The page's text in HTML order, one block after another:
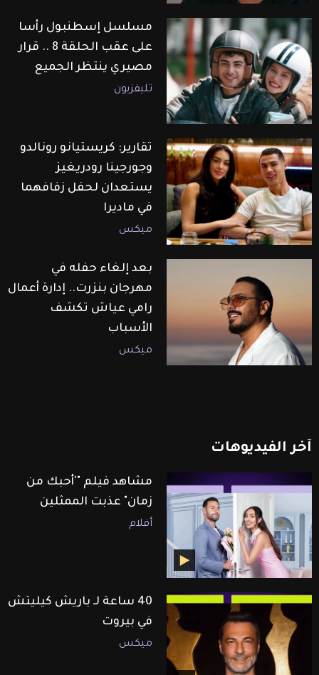
مسلسل إسطنبول رأسا
على عقب الحلقة 8 .. قرار
مصيري ينتظر الجميع
تليفزيون
تقارير: كريستيانو رونالدو
وجورجينا رودريغيز
يستعدان لحفل زفافهما
في ماديرا
ميكس
بعد إلغاء حفله في
مهرجان بنزرت.. إدارة أعمال
رامي عياش تكشف
الأسباب
ميكس
آخر الفيديوهات
مشاهد فيلم "'أحبك من
زمان" عذبت الممثلين
أفلام
40 ساعة لـ باريش كيليتش
في بيروت
ميكس